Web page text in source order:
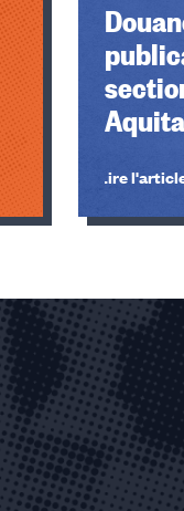
Lire